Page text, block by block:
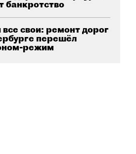
банкротство
свои: ремонт дорог
перешёл
режим